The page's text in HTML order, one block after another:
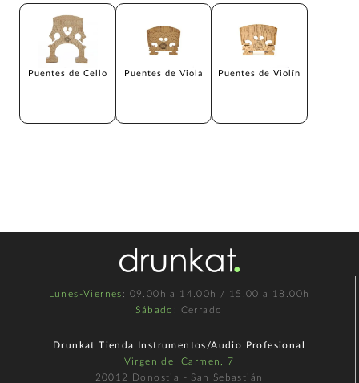
Puentes de Cello Puentes de Viola Puentes de Violín
Lunes-Viernes : 09.00h a 14.00h / 15.00 a 18.00h
Sábado : Cerrado
Drunkat Tienda Instrumentos/Audio Profesional
Virgen del Carmen, 7
20012 Donostia - San Sebastián